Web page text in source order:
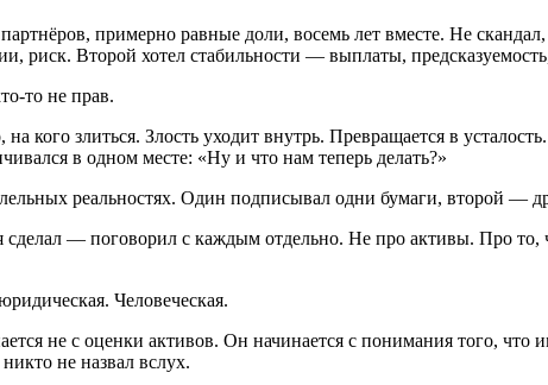
примерно равные доли, восемь лет вместе. Не
риск. Второй хотел стабильности — выплаты,
то не прав.
кого злиться. Злость уходит внутрь. Превращается в
в одном месте: «Ну и что нам теперь делать?»
реальностях. Один подписывал одни бумаги, второй —
сделал — поговорил с каждым отдельно. Не про активы. Про
Человеческая.
не с оценки активов. Он начинается с понимания того,
не назвал вслух.